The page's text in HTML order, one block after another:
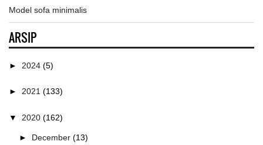
Model sofa minimalis
ARSIP
► 2024 (5)
► 2021 (133)
▼ 2020 (162)
► December (13)